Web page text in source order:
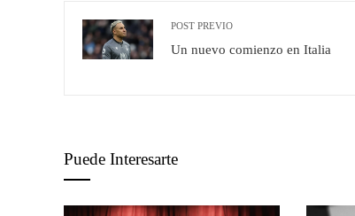
POST PREVIO
Un nuevo comienzo en Italia
Puede Interesarte